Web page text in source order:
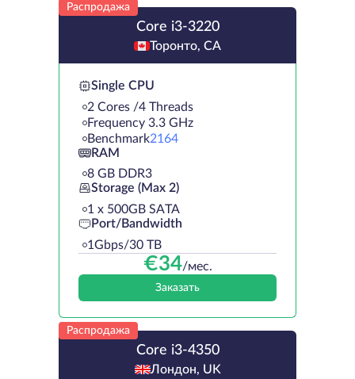
Распродажа
Core i3-3220
Торонто, CA
Single CPU
2 Cores /4 Threads
Frequency 3.3 GHz
Benchmark2164
RAM
8 GB DDR3
Storage (Max 2)
1 х 500GB SATA
Port/Bandwidth
1Gbps/30 TB
€34/мес.
Заказать
Распродажа
Core i3-4350
Лондон, UK